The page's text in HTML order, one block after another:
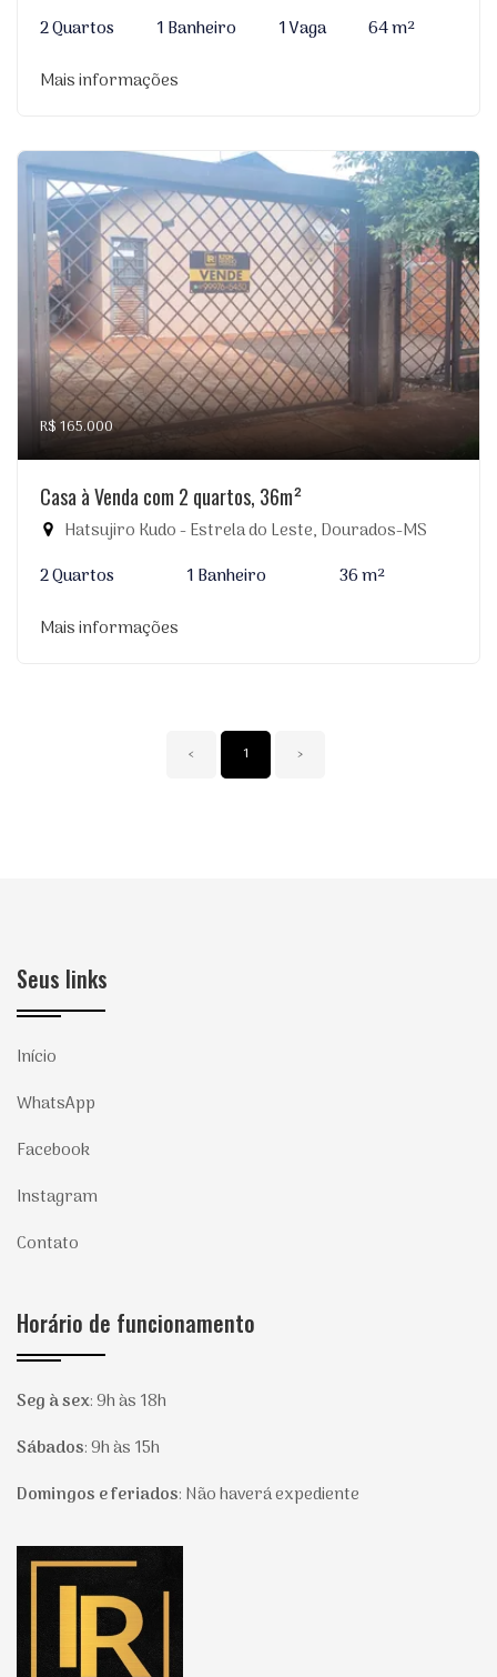
2 Quartos
1 Banheiro 1 Vaga
64 m²
Mais informações
R$ 165.000
Casa à Venda com 2 quartos, 36m²
Hatsujiro Kudo - Estrela do Leste, Dourados-MS
2 Quartos
1 Banheiro
36 m²
Mais informações
‹ 1 ›
Seus links
Início
WhatsApp
Facebook
Instagram
Contato
Horário de funcionamento
Seg à sex:9h às 18h
Sábados:9h às 15h
Domingos e feriados: Não haverá expediente
Página inicial